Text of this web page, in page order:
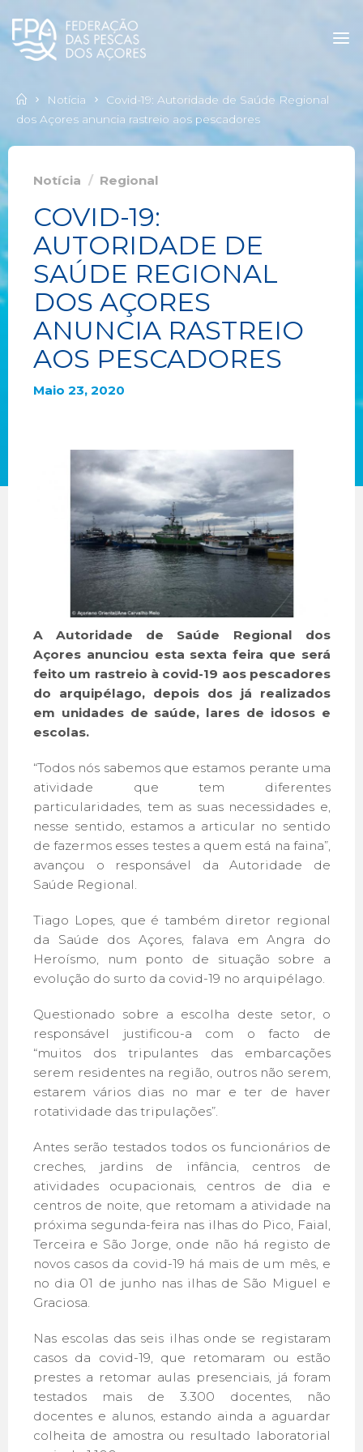
Notícia
Covid-19: Autoridade de Saúde Regional
dos Açores anuncia rastreio aos pescadores
Notícia / Regional
COVID-19:
AUTORIDADE DE
SAÚDE REGIONAL
DOS AÇORES
ANUNCIA RASTREIO
AOS PESCADORES
Maio 23, 2020
A Autoridade de Saúde Regional dos
Açores anunciou esta sexta feira que será
feito um rastreio à covid-19 aos pescadores
do arquipélago, depois dos já realizados
em unidades de saúde, lares de idosos e
escolas.
“Todos nós sabemos que estamos perante uma
atividade que tem diferentes
particularidades, tem as suas necessidades e,
nesse sentido, estamos a articular no sentido
de fazermos esses testes a quem está na faina”,
avançou o responsável da Autoridade de
Saúde Regional.
Tiago Lopes, que é também diretor regional
da Saúde dos Açores, falava em Angra do
Heroísmo, num ponto de situação sobre a
evolução do surto da covid-19 no arquipélago.
Questionado sobre a escolha deste setor, o
responsável justificou-a com o facto de
“muitos dos tripulantes das embarcações
serem residentes na região, outros não serem,
estarem vários dias no mar e ter de haver
rotatividade das tripulações”.
Antes serão testados todos os funcionários de
creches, jardins de infância, centros de
atividades ocupacionais, centros de dia e
centros de noite, que retomam a atividade na
próxima segunda-feira nas ilhas do Pico, Faial,
Terceira e São Jorge, onde não há registo de
novos casos da covid-19 há mais de um mês, e
no dia 01 de junho nas ilhas de São Miguel e
Graciosa.
Nas escolas das seis ilhas onde se registaram
casos da covid-19, que retomaram ou estão
prestes a retomar aulas presenciais, já foram
testados mais de 3.300 docentes, não
docentes e alunos, estando ainda a aguardar
colheita de amostra ou resultado laboratorial